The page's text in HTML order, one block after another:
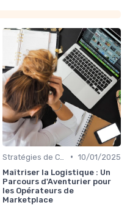
• 10/01/2025
Maîtriser la Logistique : Un
Parcours d'Aventurier pour
les Opérateurs de
Marketplace